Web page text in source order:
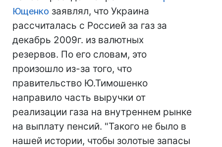
Ющенко заявлял, что Украина
рассчиталась с Россией за газ за
декабрь 2009г. из валютных
резервов. По его словам, это
произошло из-за того, что
правительство Ю.Тимошенко
направило часть выручки от
реализации газа на внутреннем рынке
на выплату пенсий. "Такого не было в
нашей истории, чтобы золотые запасы